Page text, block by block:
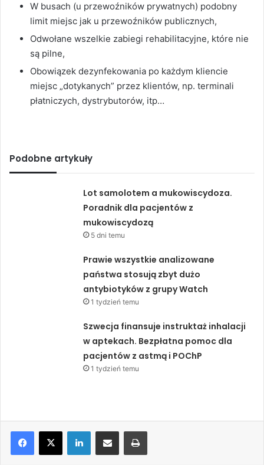
W busach (u przewoźników prywatnych) podobny
limit miejsc jak u przewoźników publicznych,
Odwołane wszelkie zabiegi rehabilitacyjne, które nie
są pilne,
Obowiązek dezynfekowania po każdym kliencie
miejsc „dotykanych” przez klientów, np. terminali
płatniczych, dystrybutorów, itp…
Podobne artykuły
Lot samolotem a mukowiscydoza.
Poradnik dla pacjentów z
mukowiscydozą
5 dni temu
Prawie wszystkie analizowane
państwa stosują zbyt dużo
antybiotyków z grupy Watch
1 tydzień temu
Szwecja finansuje instruktaż inhalacji
w aptekach. Bezpłatna pomoc dla
pacjentów z astmą i POChP
1 tydzień temu